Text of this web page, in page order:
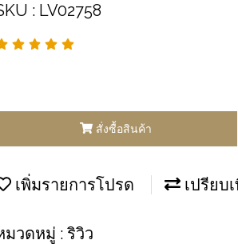
: LV02758
สั่งซื้อสินค้า
เพิ่มรายการโปรด เปรียบ
มวดหมู่ : ริวิว